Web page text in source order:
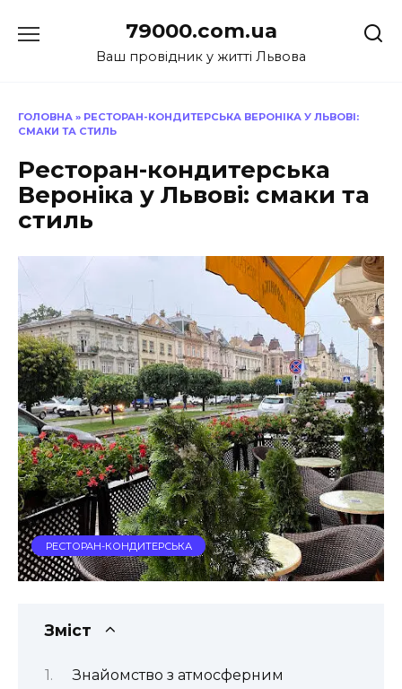
до
79000.com.ua
Ваш провідник у житті Львова
ГОЛОВНА » РЕСТОРАН-КОНДИТЕРСЬКА ВЕРОНІКА У ЛЬВОВІ:
СМАКИ ТА СТИЛЬ
Ресторан-кондитерська
Вероніка у Львові: смаки та
стиль
РЕСТОРАН-КОНДИТЕРСЬКА
Зміст
Знайомство з атмосферним